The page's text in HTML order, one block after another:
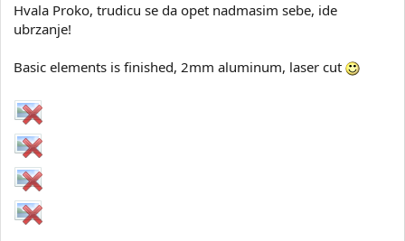
Hvala Proko, trudicu se da opet nadmasim sebe, ide
ubrzanje!
Basic elements is finished, 2mm aluminum, laser cut